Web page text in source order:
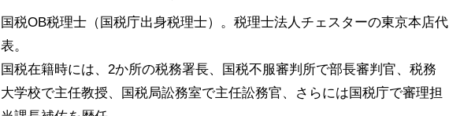
国税OB税理士（国税庁出身税理士）。税理士法人チェスターの東京本店代
表。
国税在籍時には、2か所の税務署長、国税不服審判所で部長審判官、税務
大学校で主任教授、国税局訟務室で主任訟務官、さらには国税庁で審理担